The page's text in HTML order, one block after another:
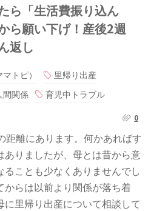
ら「生活費振り込ん
ら願い下げ！産後2週
返し
トピ）
里帰り出産
間関係
育児中トラブル
0
距離にあります。何かあればす
ありましたが、母とは昔から意
ることも少なくありませんでし
らは以前より関係が落ち着
里帰り出産について相談して